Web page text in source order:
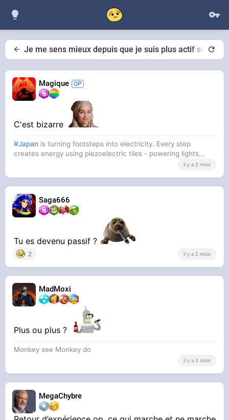
Je me sens mieux depuis que je suis plus actif sur
Magique
C'est bizarre
#Japan is turning footsteps into electricity. Every step
creates energy using piezoelectric tiles - powering lights...
il y a 2 mois
Saga666
Tu es devenu passif ?
2 il y a 2 mois
MadMoxi
Plus ou plus ?
Monkey see Monkey do
il y a 2 mois
MegaChybre